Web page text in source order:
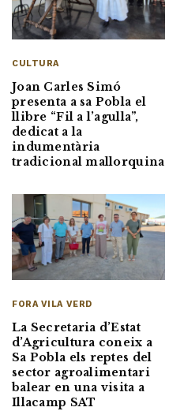
CULTURA
Joan Carles Simó
presenta a sa Pobla el
llibre “Fil a l’agulla”,
dedicat a la
indumentària
tradicional mallorquina
FORA VILA VERD
La Secretaria d’Estat
d’Agricultura coneix a
Sa Pobla els reptes del
sector agroalimentari
balear en una visita a
Illacamp SAT